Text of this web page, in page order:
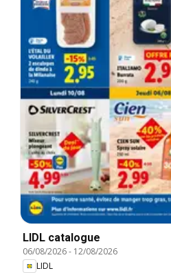
LIDL catalogue
06/08/2026- 12/08/2026
LIDL